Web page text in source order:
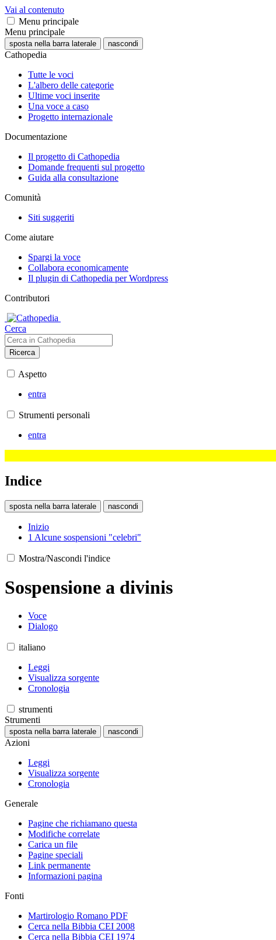
Vai al contenuto
Menu principale
Menu principale
sposta nella barra laterale nascondi
Cathopedia
Tutte le voci
L'albero delle categorie
Ultime voci inserite
Una voce a caso
Progetto internazionale
Documentazione
Il progetto di Cathopedia
Domande frequenti sul progetto
Guida alla consultazione
Comunità
Siti suggeriti
Come aiutare
Spargi la voce
Collabora economicamente
Il plugin di Cathopedia per Wordpress
Contributori
Cerca
Ricerca
Aspetto
entra
Strumenti personali
entra
Indice
sposta nella barra laterale nascondi
Inizio
1 Alcune sospensioni "celebri"
Mostra/Nascondi l'indice
Sospensione a divinis
Voce
Dialogo
italiano
Leggi
Visualizza sorgente
Cronologia
strumenti
Strumenti
sposta nella barra laterale nascondi
Azioni
Leggi
Visualizza sorgente
Cronologia
Generale
Pagine che richiamano questa
Modifiche correlate
Carica un file
Pagine speciali
Link permanente
Informazioni pagina
Fonti
Martirologio Romano PDF
Cerca nella Bibbia CEI 2008
Cerca nella Bibbia CEI 1974